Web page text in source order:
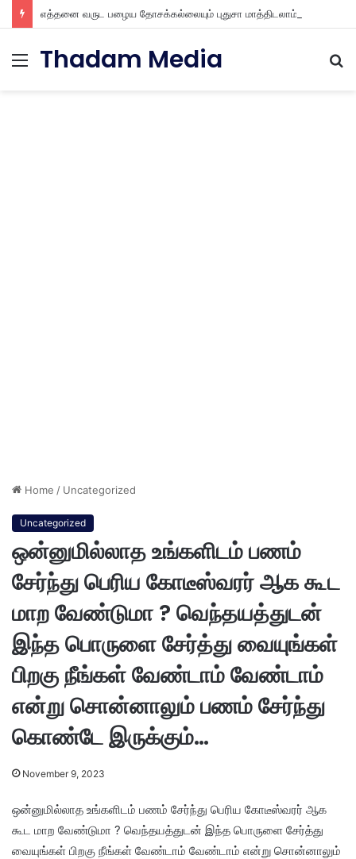
Menu
Thadam Media
Home / Uncategorized
Uncategorized
ஒன்னுமில்லாத உங்களிடம் பணம்
சேர்ந்து பெரிய கோடீஸ்வரர் ஆக கூட
மாற வேண்டுமா ? வெந்தயத்துடன்
இந்த பொருளை சேர்த்து வையுங்கள்
பிறகு நீங்கள் வேண்டாம் வேண்டாம்
என்று சொன்னாலும் பணம் சேர்ந்து
கொண்டே இருக்கும்…
November 9, 2023
ஒன்னுமில்லாத உங்களிடம் பணம் சேர்ந்து பெரிய கோடீஸ்வரர் ஆக
கூட மாற வேண்டுமா ? வெந்தயத்துடன் இந்த பொருளை சேர்த்து
வையுங்கள் பிறகு நீங்கள் வேண்டாம் வேண்டாம் என்று சொன்னாலும்